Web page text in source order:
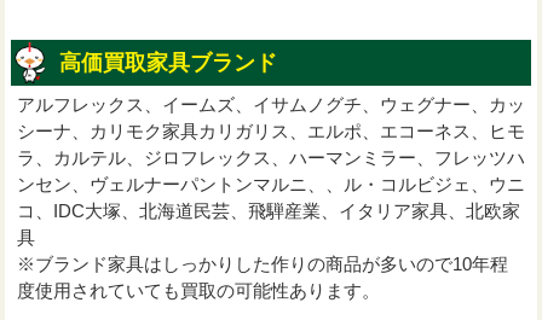
高価買取家具ブランド
アルフレックス、イームズ、イサムノグチ、ウェグナー、カッ
シーナ、カリモク家具カリガリス、エルポ、エコーネス、ヒモ
ラ、カルテル、ジロフレックス、ハーマンミラー、フレッツハ
ンセン、ヴェルナーパントンマルニ、、ル・コルビジェ、ウニ
コ、IDC大塚、北海道民芸、飛騨産業、イタリア家具、北欧家
具
※ブランド家具はしっかりした作りの商品が多いので10年程
度使用されていても買取の可能性あります。